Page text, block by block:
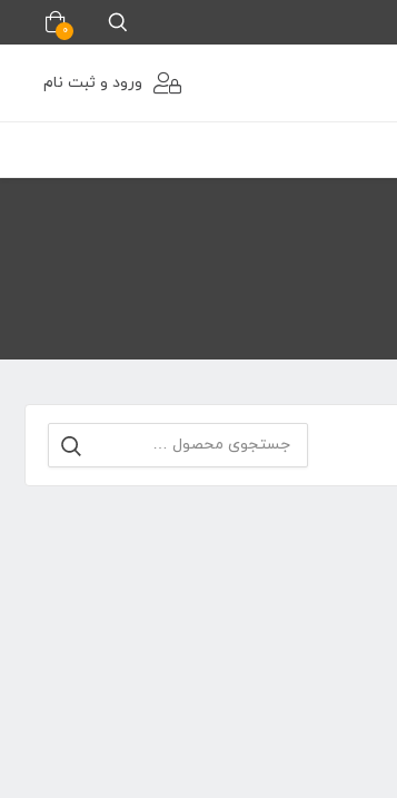
0
ورود و ثبت نام
جستجو
برای: